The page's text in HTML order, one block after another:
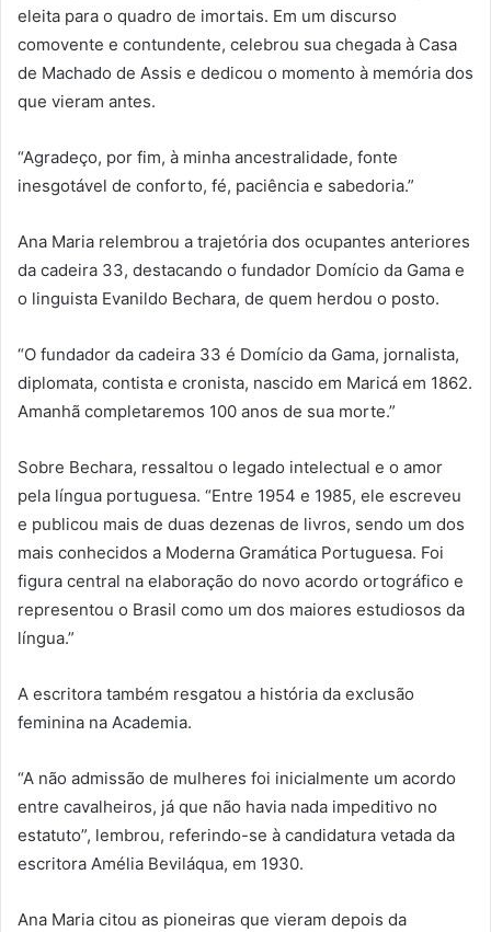
eleita para o quadro de imortais. Em um discurso
comovente e contundente, celebrou sua chegada à Casa
de Machado de Assis e dedicou o momento à memória dos
que vieram antes.
“Agradeço, por fim, à minha ancestralidade, fonte
inesgotável de conforto, fé, paciência e sabedoria.”
Ana Maria relembrou a trajetória dos ocupantes anteriores
da cadeira 33, destacando o fundador Domício da Gama e
o linguista Evanildo Bechara, de quem herdou o posto.
“O fundador da cadeira 33 é Domício da Gama, jornalista,
diplomata, contista e cronista, nascido em Maricá em 1862.
Amanhã completaremos 100 anos de sua morte.”
Sobre Bechara, ressaltou o legado intelectual e o amor
pela língua portuguesa. “Entre 1954 e 1985, ele escreveu
e publicou mais de duas dezenas de livros, sendo um dos
mais conhecidos a Moderna Gramática Portuguesa. Foi
figura central na elaboração do novo acordo ortográfico e
representou o Brasil como um dos maiores estudiosos da
língua.”
A escritora também resgatou a história da exclusão
feminina na Academia.
“A não admissão de mulheres foi inicialmente um acordo
entre cavalheiros, já que não havia nada impeditivo no
estatuto”, lembrou, referindo-se à candidatura vetada da
escritora Amélia Beviláqua, em 1930.
Ana Maria citou as pioneiras que vieram depois da